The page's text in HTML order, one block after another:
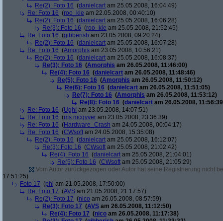
Re(2): Foto 16 (danielcart am 25.05.2008, 16:04:49)
Re: Foto 16 (roo_kie am 22.05.2008, 00:40:10)
Re(2): Foto 16 (danielcart am 25.05.2008, 16:06:28)
Re(3): Foto 16 (roo_kie am 25.05.2008, 21:52:45)
Re: Foto 16 (gibberish am 23.05.2008, 09:20:24)
Re(2): Foto 16 (danielcart am 25.05.2008, 16:07:28)
Re: Foto 16 (Amorphis am 23.05.2008, 10:56:21)
Re(2): Foto 16 (danielcart am 25.05.2008, 16:08:37)
Re(3): Foto 16 (Amorphis am 26.05.2008, 11:46:00)
Re(4): Foto 16 (danielcart am 26.05.2008, 11:48:46)
Re(5): Foto 16 (Amorphis am 26.05.2008, 11:50:12)
Re(6): Foto 16 (danielcart am 26.05.2008, 11:51:05)
Re(7): Foto 16 (Amorphis am 26.05.2008, 11:53:12)
Re(8): Foto 16 (danielcart am 26.05.2008,
Re: Foto 16 (Ugh! am 23.05.2008, 14:07:51)
Re: Foto 16 (ms mcgyver am 23.05.2008, 23:36:39)
Re: Foto 16 (Hardware_Crash am 24.05.2008, 00:04:17)
Re: Foto 16 (CWsoft am 24.05.2008, 15:35:08)
Re(2): Foto 16 (danielcart am 25.05.2008, 16:12:07)
Re(3): Foto 16 (CWsoft am 25.05.2008, 21:02:42)
Re(4): Foto 16 (danielcart am 25.05.2008, 21:04:01)
Re(5): Foto 16 (CWsoft am 25.05.2008, 21:05:29)
Vom Autor zurückgezogen oder Autor hat seine Registrierung nicht
17:51:25)
Foto 17 (phj am 21.05.2008, 17:50:00)
Re: Foto 17 (AVS am 21.05.2008, 21:17:57)
Re(2): Foto 17 (nico am 26.05.2008, 08:57:59)
Re(3): Foto 17 (AVS am 26.05.2008, 11:12:50)
Re(4): Foto 17 (nico am 26.05.2008, 11:17:38)